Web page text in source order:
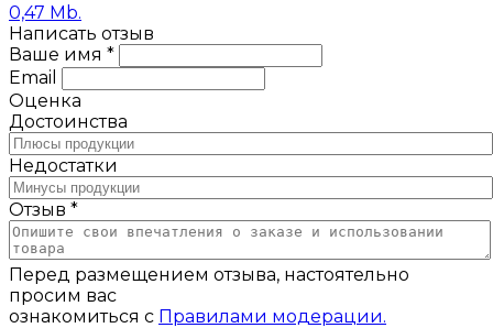
0,47 Mb.
Написать отзыв
Ваше имя *
Email
Оценка
Достоинства
Недостатки
Отзыв *
Перед размещением отзыва, настоятельно
просим вас
ознакомиться с Правилами модерации.